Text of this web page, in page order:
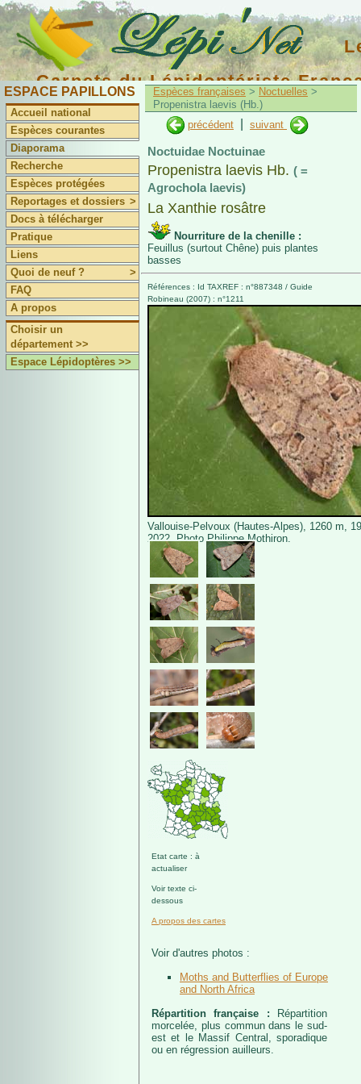
Carnets du Lépidoptériste
ESPACE PAPILLONS
Accueil national
Espèces courantes
Diaporama
Recherche
Espèces protégées
Reportages et dossiers >
Docs à télécharger
Pratique
Liens
Quoi de neuf ?
>
FAQ
A propos
Choisir un
département >>
Espace Lépidoptères >>
Espèces françaises > Noctuelles >
Propenistra laevis (Hb.)
précédent
suivant
Noctuidae Noctuinae
Propenistra laevis Hb. ( =
Agrochola laevis)
La Xanthie rosâtre
Nourriture de la chenille :
Feuillus (surtout Chêne) puis plantes
basses
Références : Id TAXREF : n°887348 / Guide
Robineau (2007) : n°1211
Vallouise-Pelvoux (Hautes-Alpes), 1260 m,
2022. Photo Philippe Mothiron.
Etat carte : à
actualiser
Voir texte ci-
dessous
A propos des cartes
Voir d'autres photos :
Moths and Butterflies of Europe
and North Africa
Répartition française :
Répartition
morcelée, plus commun dans le sud-
est et le Massif Central, sporadique
ou en régression auilleurs.